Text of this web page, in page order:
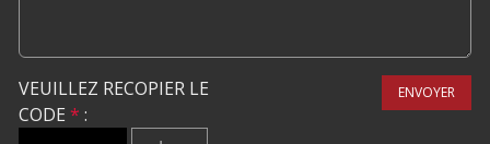
VEUILLEZ RECOPIER LE
CODE * :
ENVOYER